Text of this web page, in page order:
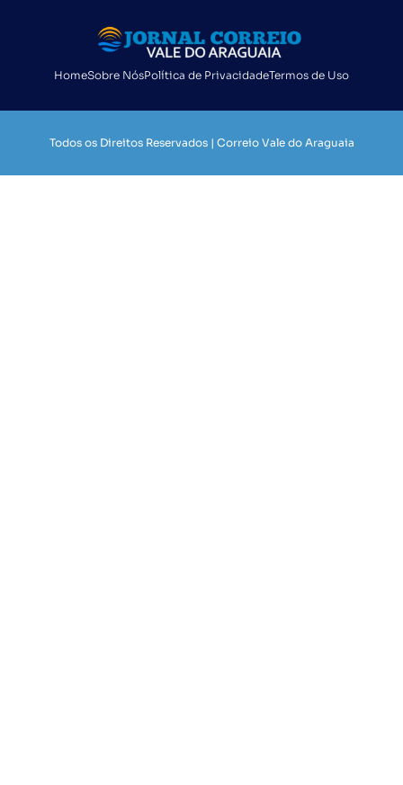
HomeSobre NósPolítica de PrivacidadeTermos de Uso
Todos os Direitos Reservados | Correio Vale do Araguaia